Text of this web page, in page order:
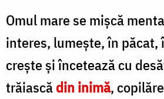
Omul mare se mișcă
interes, lumește, în păcat,
crește și încetează cu
trăiascădin inimă,